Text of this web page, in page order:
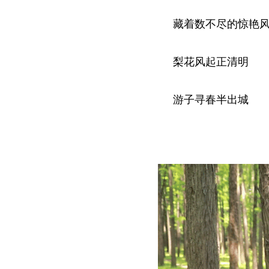
藏着数不尽的惊艳
梨花风起正清明
游子寻春半出城